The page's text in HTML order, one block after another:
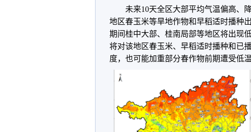
未来10天全区大部平均气温偏高、
地区春玉米等旱地作物和早稻适时播种
期间桂中大部、桂南局部等地区将出现
将对该地区春玉米、早稻适时播种和已
度，也可能加重部分春作物前期遭受低